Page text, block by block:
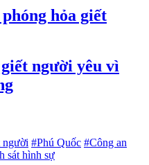
hỏa giết
người yêu vì
người #Phú Quốc #Công an
sát hình sự